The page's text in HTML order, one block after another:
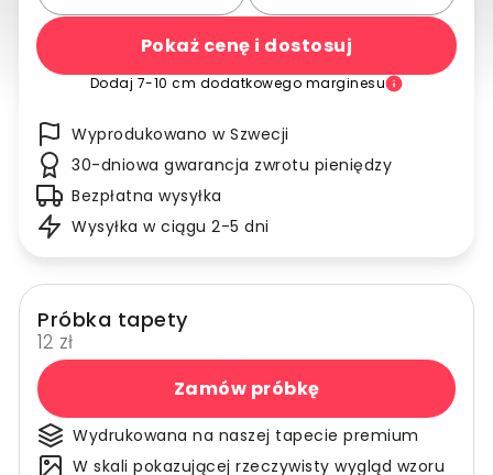
Pokaż cenę i dostosuj
Dodaj 7-10 cm dodatkowego marginesu
Wyprodukowano w Szwecji
30-dniowa gwarancja zwrotu pieniędzy
Bezpłatna wysyłka
Wysyłka w ciągu 2-5 dni
Próbka tapety
12 zł
Zamów próbkę
Wydrukowana na naszej tapecie premium
W skali pokazującej rzeczywisty wygląd wzoru